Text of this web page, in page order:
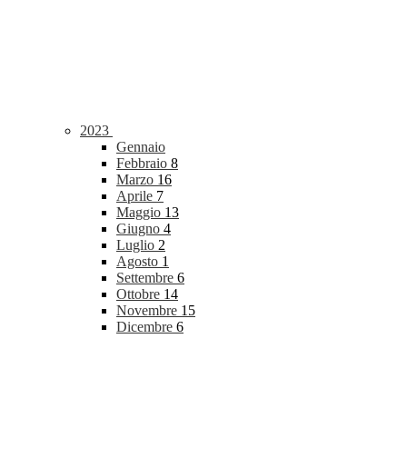
2023
Gennaio
Febbraio 8
Marzo 16
Aprile 7
Maggio 13
Giugno 4
Luglio 2
Agosto 1
Settembre 6
Ottobre 14
Novembre 15
Dicembre 6